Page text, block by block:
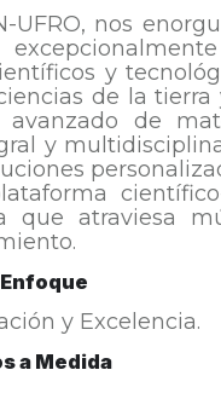
UFRO, nos
y
de la tierra
de
y
que atraviesa
y Excelencia.
a Medida